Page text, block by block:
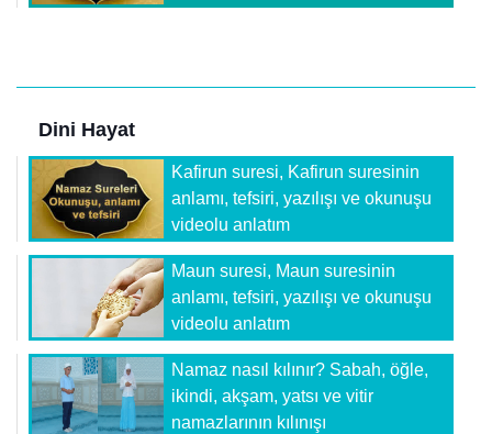
Dini Hayat
Kafirun suresi, Kafirun suresinin
anlamı, tefsiri, yazılışı ve okunuşu
videolu anlatım
Maun suresi, Maun suresinin
anlamı, tefsiri, yazılışı ve okunuşu
videolu anlatım
Namaz nasıl kılınır? Sabah, öğle,
ikindi, akşam, yatsı ve vitir
namazlarının kılınışı